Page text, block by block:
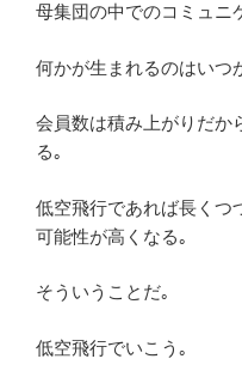
母集団の中でのコミュニ
何かが生まれるのはいつ
会員数は積み上がりだか
る｡
低空飛行であれば長くつ
可能性が高くなる｡
そういうことだ｡
低空飛行でいこう｡